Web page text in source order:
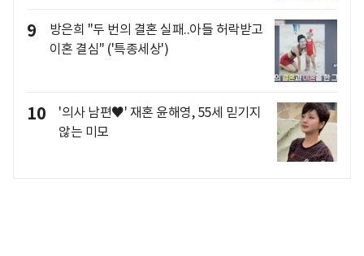
9
방은희 "두 번의 결혼 실패..아들 허락받고
이혼 결심" ('특종세상')
10
'의사 남편♥' 재혼 윤해영, 55세 믿기지
않는 미모